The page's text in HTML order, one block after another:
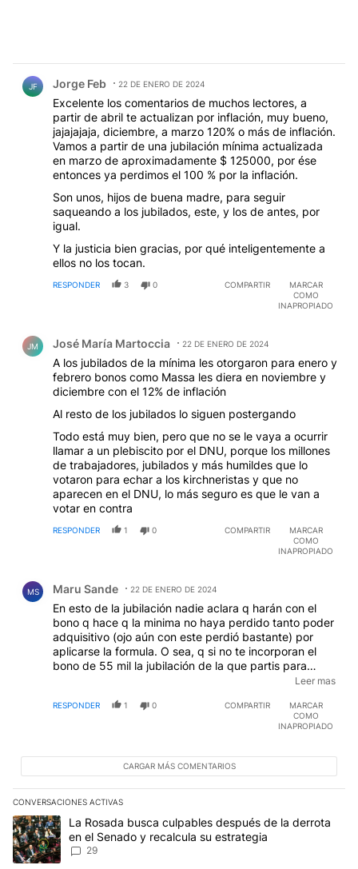
JF Jorge Feb 22 DE ENERO DE 2024
Excelente los comentarios de muchos lectores, a
partir de abril te actualizan por inflación, muy bueno,
jajajajaja, diciembre, a marzo 120% o más de inflación.
Vamos a partir de una jubilación mínima actualizada
en marzo de aproximadamente $ 125000, por ése
entonces ya perdimos el 100 % por la inflación.
Son unos, hijos de buena madre, para seguir
saqueando a los jubilados, este, y los de antes, por
igual.
Y la justicia bien gracias, por qué inteligentemente a
ellos no los tocan.
RESPONDER 3 0 COMPARTIR
MARCAR
COMO
INAPROPIADO
JM José María Martoccia 22 DE ENERO DE 2024
A los jubilados de la mínima les otorgaron para enero y
febrero bonos como Massa les diera en noviembre y
diciembre con el 12% de inflación
Al resto de los jubilados lo siguen postergando
Todo está muy bien, pero que no se le vaya a ocurrir
llamar a un plebiscito por el DNU, porque los millones
de trabajadores, jubilados y más humildes que lo
votaron para echar a los kirchneristas y que no
aparecen en el DNU, lo más seguro es que le van a
votar en contra
RESPONDER 1 0 COMPARTIR
MARCAR
COMO
INAPROPIADO
MS Maru Sande 22 DE ENERO DE 2024
En esto de la jubilación nadie aclara q harán con el
bono q hace q la minima no haya perdido tanto poder
adquisitivo (ojo aún con este perdió bastante) por
aplicarse la formula. O sea, q si no te incorporan el
bono de 55 mil la jubilación de la que partis para
marzo, q ajustar 105 mil. Nadie parece tenerlo en
Leer mas
RESPONDER 1 0 COMPARTIR
MARCAR
COMO
INAPROPIADO
CARGAR MÁS COMENTARIOS
CONVERSACIONES ACTIVAS
Este listado muestra los artículos con más comentarios en los
Un artículo de tendencia con el título "La Rosada busca
La Rosada busca culpables después de la derrota
en el Senado y recalcula su estrategia
29